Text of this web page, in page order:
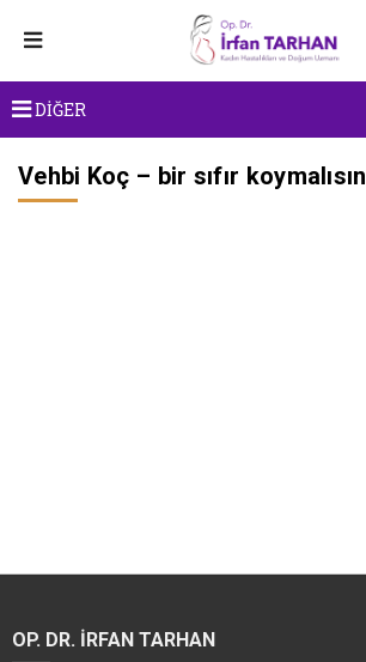
DİĞER
Vehbi Koç – bir sıfır koymalısın
OP. DR. İRFAN TARHAN